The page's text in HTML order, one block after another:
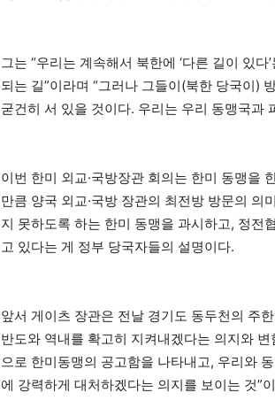
그는 “우리는 계속해서 북한에 ‘다른 길이 있
되는 길”이라며 “그러나 그들이(북한 당국이)
굳건히 서 있을 것이다. 우리는 우리 동맹국과
이번 한미 외교·국방장관 회의는 한미 동맹을
만큼 양국 외교·국방 장관의 최전방 방문의
지 못하도록 하는 한미 동맹을 과시하고, 정전
고 있다는 게 정부 당국자들의 설명이다.
앞서 게이츠 장관은 전날 경기도 동두천의 주
반도와 역내를 확고히 지켜내겠다는 의지와
으로 한미동맹의 공고함을 나타내고, 우리와
에 강력하게 대처하겠다는 의지를 보이는 것”